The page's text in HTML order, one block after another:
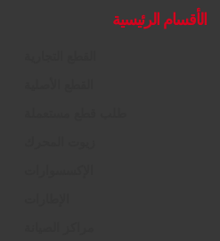
الأقسام الرئيسية